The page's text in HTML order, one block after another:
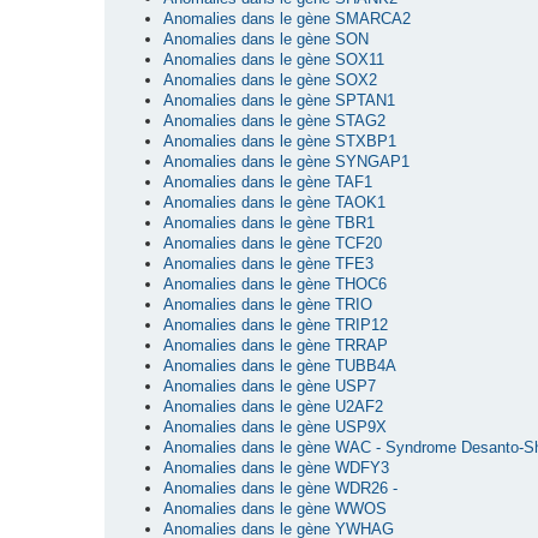
Anomalies dans le gène SMARCA2
Anomalies dans le gène SON
Anomalies dans le gène SOX11
Anomalies dans le gène SOX2
Anomalies dans le gène SPTAN1
Anomalies dans le gène STAG2
Anomalies dans le gène STXBP1
Anomalies dans le gène SYNGAP1
Anomalies dans le gène TAF1
Anomalies dans le gène TAOK1
Anomalies dans le gène TBR1
Anomalies dans le gène TCF20
Anomalies dans le gène TFE3
Anomalies dans le gène THOC6
Anomalies dans le gène TRIO
Anomalies dans le gène TRIP12
Anomalies dans le gène TRRAP
Anomalies dans le gène TUBB4A
Anomalies dans le gène USP7
Anomalies dans le gène U2AF2
Anomalies dans le gène USP9X
Anomalies dans le gène WAC - Syndrome Desanto-
Anomalies dans le gène WDFY3
Anomalies dans le gène WDR26 -
Anomalies dans le gène WWOS
Anomalies dans le gène YWHAG